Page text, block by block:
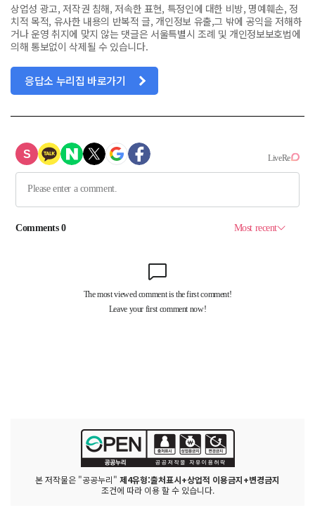
상업성 광고, 저작권 침해, 저속한 표현, 특정인에 대한 비방, 명예훼손, 정
치적 목적, 유사한 내용의 반복적 글, 개인정보 유출,그 밖에 공익을 저해하
거나 운영 취지에 맞지 않는 댓글은 서울특별시 조례 및 개인정보보호법에
의해 통보없이 삭제될 수 있습니다.
응답소 누리집 바로가기
본 저작물은 "공공누리" 제4유형:출처표시+상업적 이용금지+변경금지
조건에 따라 이용 할 수 있습니다.